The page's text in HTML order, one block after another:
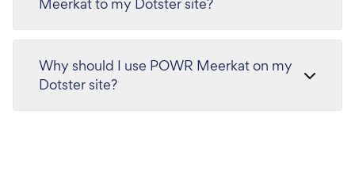
Meerkat to my Dotster site?
Why should I use POWR Meerkat on my
Dotster site?